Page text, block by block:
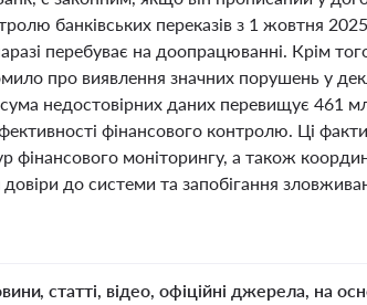
банківських переказів з 1 жовтня
перебуває на доопрацюванні. Крім
про виявлення значних порушень у
недостовірних даних перевищує 461
фінансового контролю. Ці
фінансового моніторингу, а також
до системи та запобігання
статті, відео, офіційні джерела, на